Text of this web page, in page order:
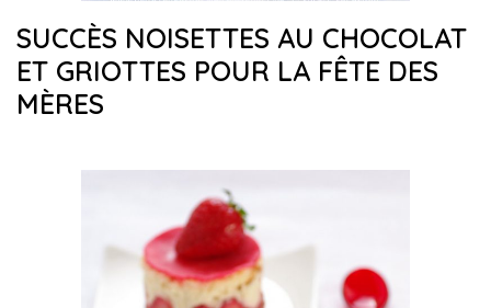
SUCCÈS NOISETTES AU CHOCOLAT
ET GRIOTTES POUR LA FÊTE DES
MÈRES